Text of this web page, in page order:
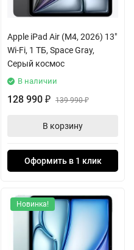
Apple iPad Air (M4, 2026) 13"
Wi-Fi, 1 ТБ, Space Gray,
Серый космос
В наличии
128 990 ₽ 139 990₽
В корзину
Оформить в 1 клик
Новинка!